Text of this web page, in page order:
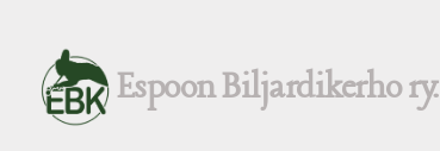
sivun
sisältöön
Espoon Biljardikerho ry.